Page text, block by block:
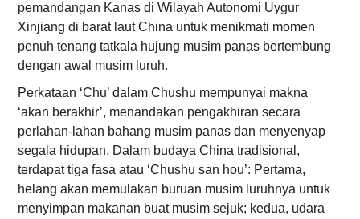
pemandangan Kanas di Wilayah Autonomi Uygur
Xinjiang di barat laut China untuk menikmati momen
penuh tenang tatkala hujung musim panas bertembung
dengan awal musim luruh.
Perkataan ‘Chu’ dalam Chushu mempunyai makna
‘akan berakhir’, menandakan pengakhiran secara
perlahan-lahan bahang musim panas dan menyenyap
segala hidupan. Dalam budaya China tradisional,
terdapat tiga fasa atau ‘Chushu san hou’: Pertama,
helang akan memulakan buruan musim luruhnya untuk
menyimpan makanan buat musim sejuk; kedua, udara